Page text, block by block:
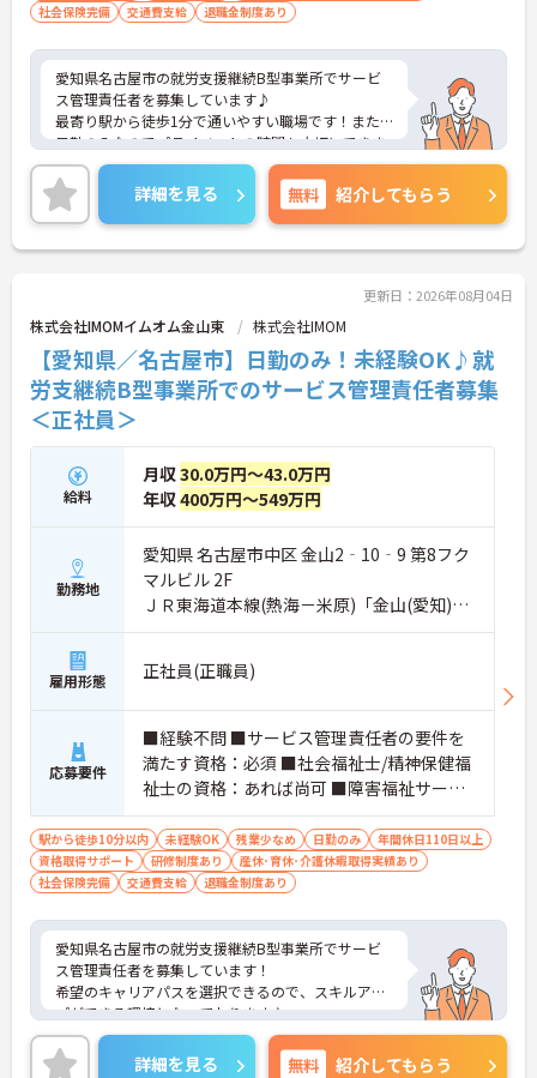
社会保険完備
交通費支給 退職金制度あり
愛知県名古屋市の就労支援継続B型事業所でサービ
ス管理責任者を募集しています♪
最寄り駅から徒歩1分で通いやすい職場です！また
日勤のみなのでプライベートの時間も大切にできま
す◎
ご興味のある方は、面接のポイントをお伝えします
のでご連絡ください！
詳細を見る 無料 紹介してもらう
更新日：2026年08月04日
株式会社IMOMイムオム金山東 株式会社IMOM
【愛知県／名古屋市】日勤のみ！未経験OK♪就
労支継続B型事業所でのサービス管理責任者募集
＜正社員＞
給料
月収30.0万円～43.0万円
年収400万円～549万円
勤務地
愛知県 名古屋市中区 金山2‐10‐9 第8フク
マルビル 2F
ＪＲ東海道本線(熱海－米原)「金山(愛知)
駅」徒歩5分
雇用形態 正社員(正職員)
応募要件
■経験不問 ■サービス管理責任者の要件を
満たす資格：必須 ■社会福祉士/精神保健福
祉士の資格：あれば尚可 ■障害福祉サービ
スの制度、法律に理解のある方(情報収集で
きる方)
駅から徒歩10分以内 未経験OK 残業少なめ 日勤のみ
年間休日110日以上
資格取得サポート
研修制度あり
産休･育休･介護休暇取得実績あり
社会保険完備
交通費支給 退職金制度あり
愛知県名古屋市の就労支援継続B型事業所でサービ
ス管理責任者を募集しています！
希望のキャリアパスを選択できるので、スキルアッ
プができる環境となっております♪
ご興味のある方は、面接のポイントをお伝えします
のでご連絡ください！
詳細を見る 無料 紹介してもらう